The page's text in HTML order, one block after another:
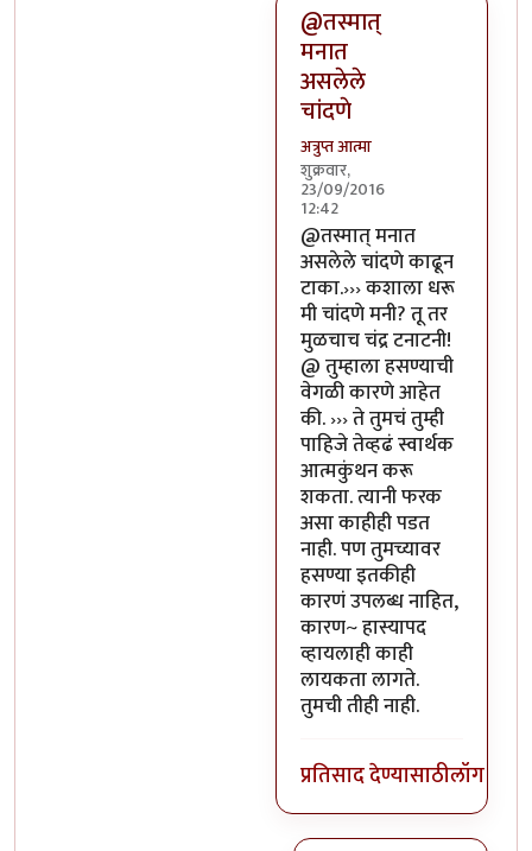
@तस्मात्
मनात
असलेले
चांदणे
अत्रुप्त आत्मा
शुक्रवार,
23/09/2016
12:42
In reply toया भोपळ्याची
@तस्मात् मनात
असलेले चांदणे काढून
टाका.››› कशाला धरू
मी चांदणे मनी? तू तर
मुळचाच चंद्र टनाटनी!
@ तुम्हाला हसण्याची
वेगळी कारणे आहेत
की. ››› ते तुमचं तुम्ही
पाहिजे तेव्हढं स्वार्थक
आत्मकुंथन करू
शकता. त्यानी फरक
असा काहीही पडत
नाही. पण तुमच्यावर
हसण्या इतकीही
कारणं उपलब्ध नाहित,
कारण~ हास्यापद
व्हायलाही काही
लायकता लागते.
तुमची तीही नाही.
प्रतिसाद देण्यासाठीलॉग इन